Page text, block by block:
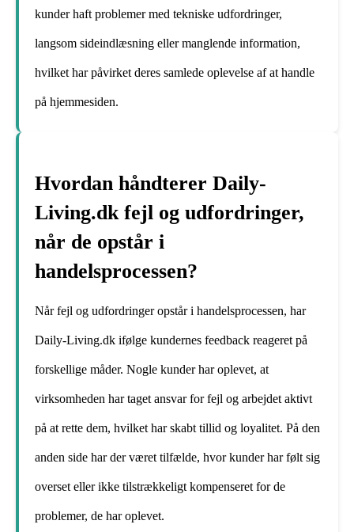
kunder haft problemer med tekniske udfordringer,
langsom sideindlæsning eller manglende information,
hvilket har påvirket deres samlede oplevelse af at handle
på hjemmesiden.
Hvordan håndterer Daily-
Living.dk fejl og udfordringer,
når de opstår i
handelsprocessen?
Når fejl og udfordringer opstår i handelsprocessen, har
Daily-Living.dk ifølge kundernes feedback reageret på
forskellige måder. Nogle kunder har oplevet, at
virksomheden har taget ansvar for fejl og arbejdet aktivt
på at rette dem, hvilket har skabt tillid og loyalitet. På den
anden side har der været tilfælde, hvor kunder har følt sig
overset eller ikke tilstrækkeligt kompenseret for de
problemer, de har oplevet.